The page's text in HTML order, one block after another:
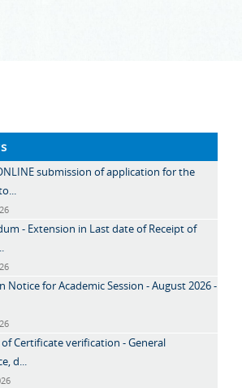
submission of application for the
- Extension in Last date of Receipt of
Notice for Academic Session - August 2026 -
Certificate verification - General
d...